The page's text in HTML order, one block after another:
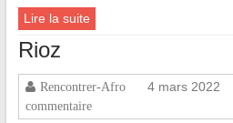
Lire la suite
Rioz
Rencontrer-Afro 4 mars 2022
commentaire